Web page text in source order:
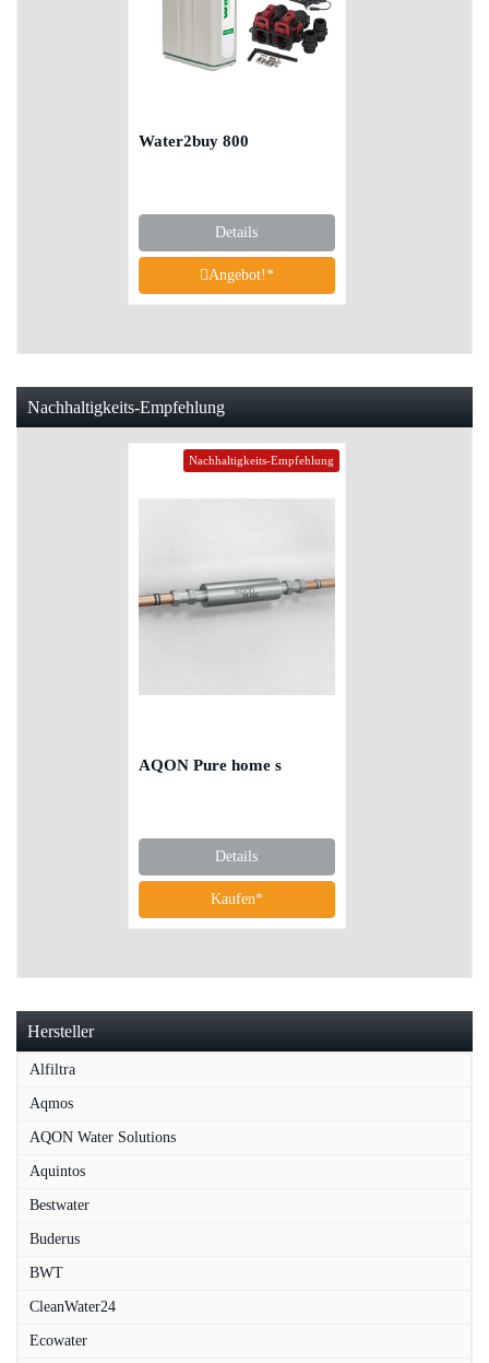
Water2buy 800
Details
Angebot!*
Nachhaltigkeits-Empfehlung
Nachhaltigkeits-Empfehlung
AQON Pure home s
Details
Kaufen*
Hersteller
Alfiltra
Aqmos
AQON Water Solutions
Aquintos
Bestwater
Buderus
BWT
CleanWater24
Ecowater